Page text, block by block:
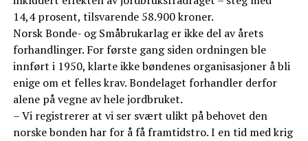
14,4 prosent, tilsvarende 58.900 kroner.
Norsk Bonde- og Småbrukarlag er ikke del av årets
forhandlinger. For første gang siden ordningen ble
innført i 1950, klarte ikke bøndenes organisasjoner å bli
enige om et felles krav. Bondelaget forhandler derfor
alene på vegne av hele jordbruket.
– Vi registrerer at vi ser svært ulikt på behovet den
norske bonden har for å få framtidstro. I en tid med krig